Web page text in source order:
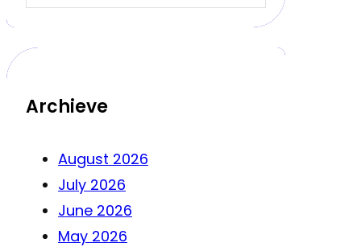
Archieve
August 2026
July 2026
June 2026
May 2026